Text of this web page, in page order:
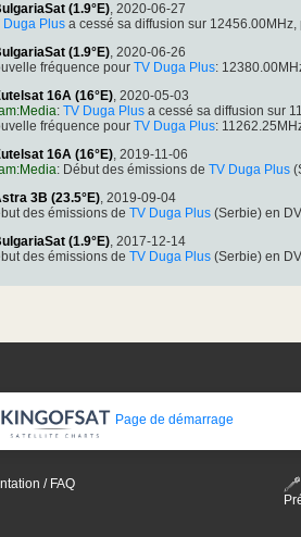
(1.9°E), 2020-06-27
Duga Plus a cessé sa diffusion sur
(1.9°E), 2020-06-26
fréquence pour TV Duga Plus:
16A (16°E), 2020-05-03
: TV Duga Plus a cessé sa diffusion sur
fréquence pour TV Duga Plus:
16A (16°E), 2019-11-06
: Début des émissions de TV Duga Plus
3B (23.5°E), 2019-09-04
des émissions de TV Duga Plus (Serbie) en
(1.9°E), 2017-12-14
des émissions de TV Duga Plus (Serbie) en
Page de démarrage
/ FAQ